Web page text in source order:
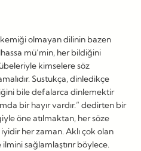
kemiği olmayan dilinin bazen
mü’min, her bildiğini
kimselere söz
Sustukça, dinledikçe
bile defalarca dinlemektir
bir hayır vardır.” dedirten bir
öne atılmaktan, her söze
her zaman. Aklı çok olan
sağlamlaştırır böylece.